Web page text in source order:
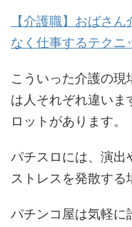
【介護職】おばさ
なく仕事するテクニ
こういった介護の
は人それぞれ違いま
ロットがあります。
パチスロには、演出
ストレスを発散する
パチンコ屋は気軽に